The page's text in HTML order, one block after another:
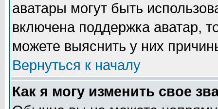
аватары могут быть
включена поддержка аватар,
можете выяснить у них
Вернуться к началу
Как я могу изменить свое